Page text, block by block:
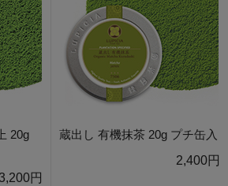
20g
円
蔵出し 有機抹茶 20g プチ缶入
2,400円